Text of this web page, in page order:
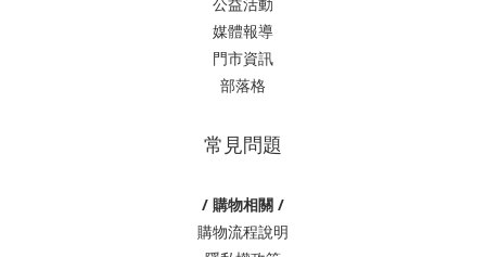
媒體報導
門市資訊
部落格
常見問題
/ 購物相關 /
購物流程說明